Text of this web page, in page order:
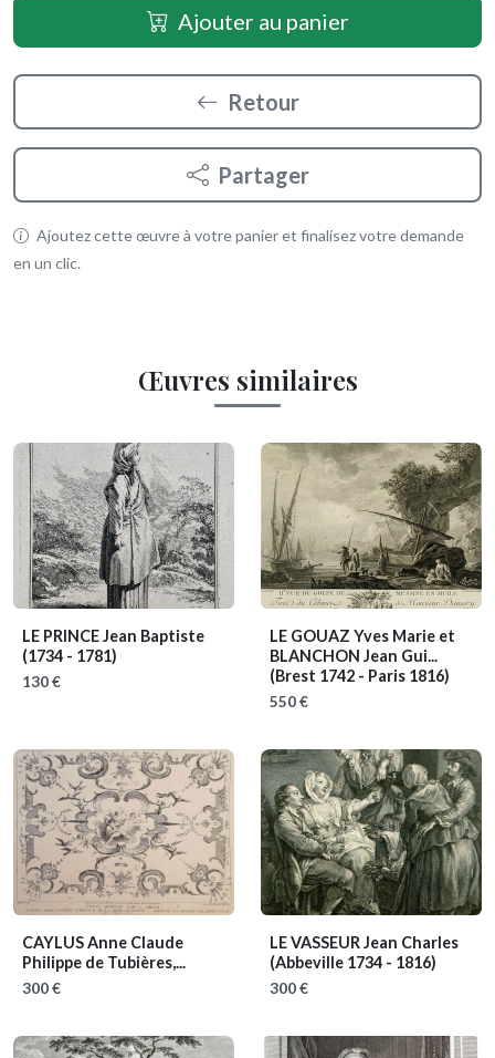
Ajouter au panier
Retour
Partager
Ajoutez cette œuvre à votre panier et finalisez votre demande
en un clic.
Œuvres similaires
LE PRINCE Jean Baptiste
(1734 - 1781)
130 €
LE GOUAZ Yves Marie et
BLANCHON Jean Gui...
(Brest 1742 - Paris 1816)
550 €
CAYLUS Anne Claude
Philippe de Tubières,...
300 €
LE VASSEUR Jean Charles
(Abbeville 1734 - 1816)
300 €